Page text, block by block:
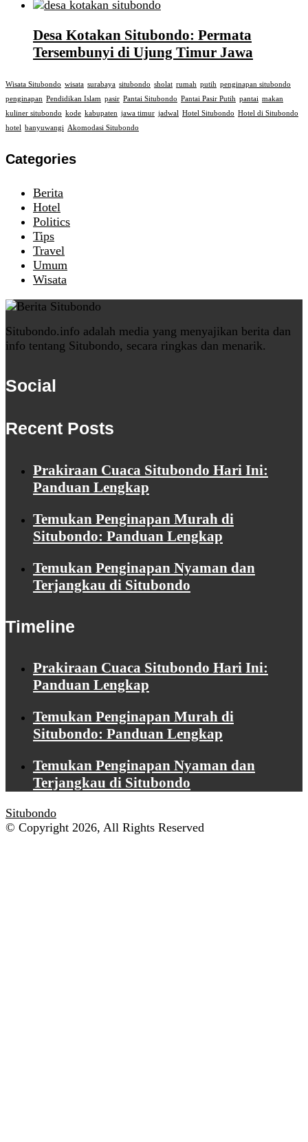
Desa Kotakan Situbondo: Permata
Tersembunyi di Ujung Timur Jawa
Wisata Situbondo wisata surabaya situbondo sholat rumah putih penginapan situbondo
penginapan Pendidikan Islam pasir Pantai Situbondo Pantai Pasir Putih pantai makan
kuliner situbondo kode kabupaten jawa timur jadwal Hotel Situbondo Hotel di Situbondo
hotel
banyuwangi Akomodasi Situbondo
Categories
Berita
Hotel
Politics
Tips
Travel
Umum
Wisata
Situbondo.info adalah media yang menyajikan berita dan
info tentang Situbondo, secara ringkas dan menarik.
Social
Recent Posts
Prakiraan Cuaca Situbondo Hari Ini:
Panduan Lengkap
Temukan Penginapan Murah di
Situbondo: Panduan Lengkap
Temukan Penginapan Nyaman dan
Terjangkau di Situbondo
Timeline
Prakiraan Cuaca Situbondo Hari Ini:
Panduan Lengkap
Temukan Penginapan Murah di
Situbondo: Panduan Lengkap
Temukan Penginapan Nyaman dan
Terjangkau di Situbondo
Situbondo
© Copyright 2026, All Rights Reserved